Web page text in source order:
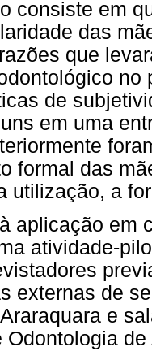
consiste em
das
que
no
de
em uma
formal das
utilização, a
aplicação em
atividade-
externas de
e
Odontologia de